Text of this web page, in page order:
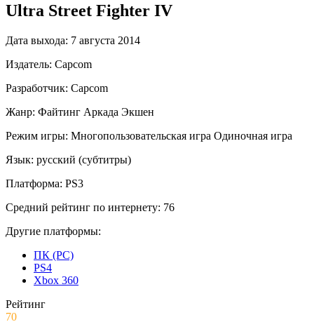
Ultra Street Fighter IV
Дата выхода: 7 августа 2014
Издатель: Capcom
Разработчик: Capcom
Жанр: Файтинг Аркада Экшен
Режим игры: Многопользовательская игра Одиночная игра
Язык: русский (субтитры)
Платформа: PS3
Средний рейтинг по интернету: 76
Другие платформы:
ПК (PC)
PS4
Xbox 360
Рейтинг
70